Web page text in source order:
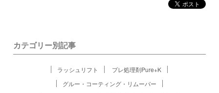
カテゴリー別記事
ラッシュリフト
プレ処理剤Pure+K
グルー・コーティング・リムーバー